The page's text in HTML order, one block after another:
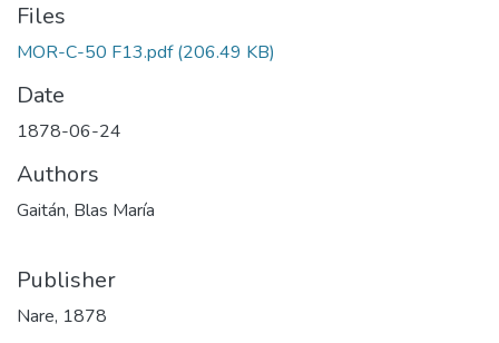
Files
MOR-C-50 F13.pdf(206.49 KB)
Date
1878-06-24
Authors
Gaitán, Blas María
Publisher
Nare, 1878